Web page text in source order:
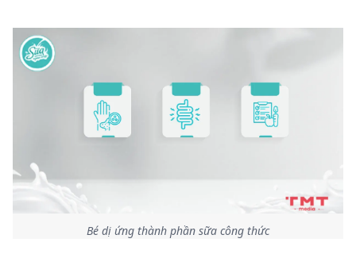
Bé dị ứng thành phần sữa công thức